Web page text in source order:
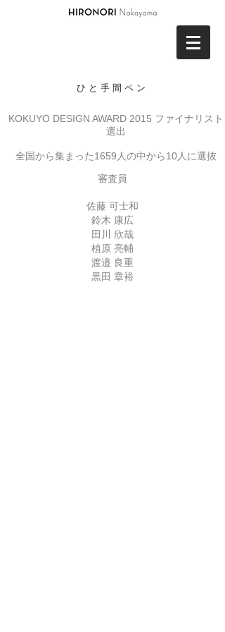
ひと手間ペン
KOKUYO DESIGN AWARD 2015 ファイナリスト
選出
全国から集まった1659人の中から10人に選抜
審査員
佐藤 可士和
鈴木 康広
田川 欣哉
植原 亮輔
渡邉 良重
黒田 章裕